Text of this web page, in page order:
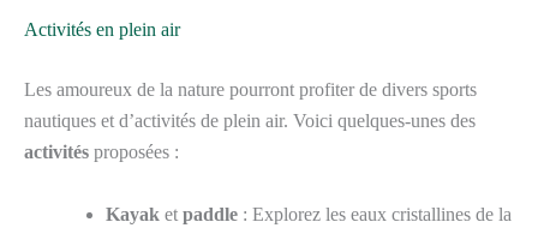
Activités en plein air
Les amoureux de la nature pourront profiter de divers sports
nautiques et d’activités de plein air. Voici quelques-unes des
activités proposées :
Kayak et paddle : Explorez les eaux cristallines de la